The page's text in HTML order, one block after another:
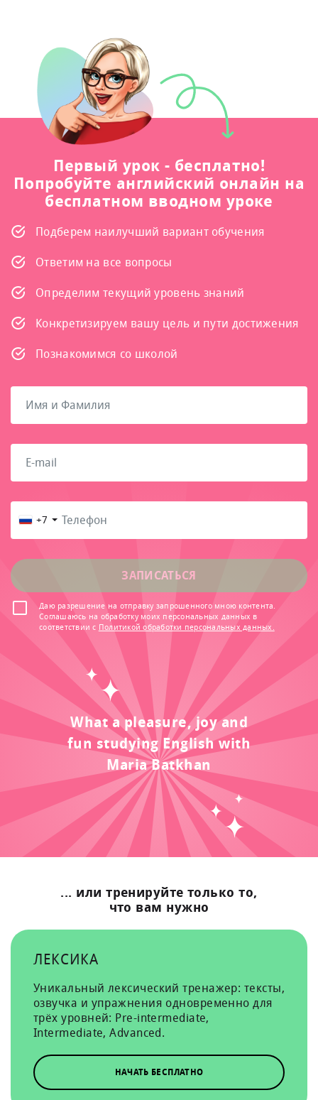
Первый урок - бесплатно!
Попробуйте английский онлайн на
бесплатном вводном уроке
Подберем наилучший вариант обучения
Ответим на все вопросы
Определим текущий уровень знаний
Конкретизируем вашу цель и пути достижения
Познакомимся со школой
+7
ЗАПИСАТЬСЯ
Даю разрешение на отправку запрошенного мною контента.
Соглашаюсь на обработку моих персональных данных в
соответствии с Политикой обработки персональных данных.
What a pleasure, joy and
fun studying English with
Maria Batkhan
... или тренируйте только то,
что вам нужно
ЛЕКСИКА
Уникальный лексический тренажер: тексты,
озвучка и упражнения одновременно для
трёх уровней: Pre-intermediate,
Intermediate, Advanced.
НАЧАТЬ БЕСПЛАТНО